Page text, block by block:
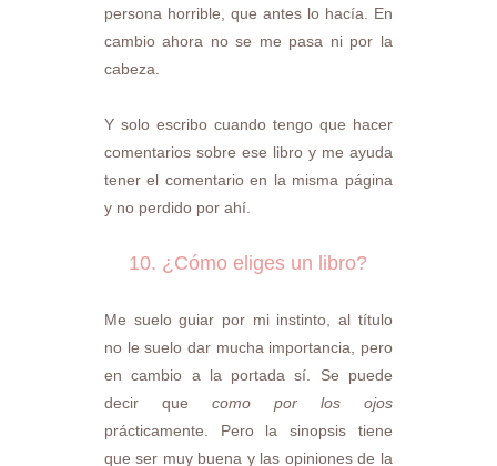
persona horrible, que antes lo hacía. En
cambio ahora no se me pasa ni por la
cabeza.
Y solo escribo cuando tengo que hacer
comentarios sobre ese libro y me ayuda
tener el comentario en la misma página
y no perdido por ahí.
10. ¿Cómo eliges un libro?
Me suelo guiar por mi instinto, al título
no le suelo dar mucha importancia, pero
en cambio a la portada sí. Se puede
decir que como por los ojos
prácticamente. Pero la sinopsis tiene
que ser muy buena y las opiniones de la